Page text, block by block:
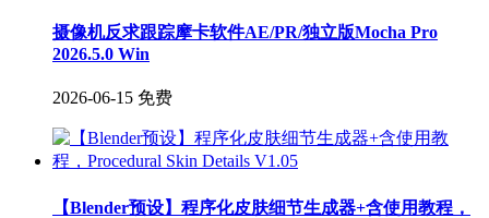
摄像机反求跟踪摩卡软件AE/PR/独立版Mocha Pro
2026.5.0 Win
2026-06-15 免费
【Blender预设】程序化皮肤细节生成器+含使用教程，